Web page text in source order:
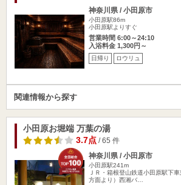
神奈川県 / 小田原市
小田原駅86m
小田原駅よりすぐ
営業時間 6:00～24:10
入浴料金 1,300円～
日帰り ロウリュ
関連情報から探す
小田原お堀端 万葉の湯
3.7点/ 65 件
神奈川県 / 小田原市
小田原駅241m
ＪＲ・箱根登山鉄道小田原駅下
方面より）西湘バ…